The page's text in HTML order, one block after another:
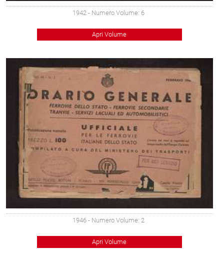
1942 - Numero Volume: 6
Apri Volume
1946 - Numero Volume: 2
Apri Volume